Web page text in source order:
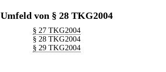
Umfeld von § 28 TKG2004
§ 27 TKG2004
§ 28 TKG2004
§ 29 TKG2004